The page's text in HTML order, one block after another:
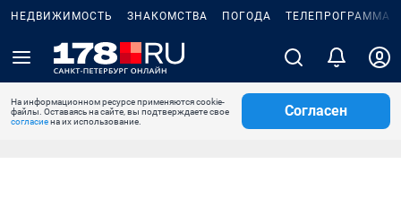
НЕДВИЖИМОСТЬ ЗНАКОМСТВА ПОГОДА ТЕЛЕПРОГРАММА
На информационном ресурсе применяются cookie-
файлы. Оставаясь на сайте, вы подтверждаете свое
согласиена их использование.
Согласен